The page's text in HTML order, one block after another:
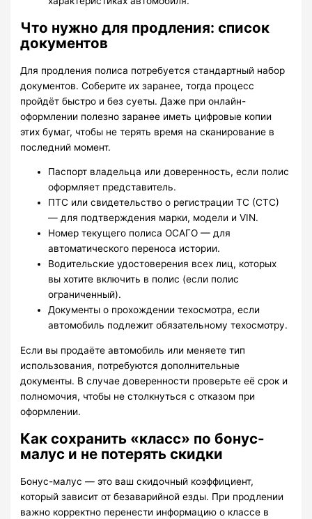
Что нужно для продления: список
документов
Для продления полиса потребуется стандартный набор
документов. Соберите их заранее, тогда процесс
пройдёт быстро и без суеты. Даже при онлайн-
оформлении полезно заранее иметь цифровые копии
этих бумаг, чтобы не терять время на сканирование в
последний момент.
Паспорт владельца или доверенность, если полис
оформляет представитель.
ПТС или свидетельство о регистрации ТС (СТС)
— для подтверждения марки, модели и VIN.
Номер текущего полиса ОСАГО — для
автоматического переноса истории.
Водительские удостоверения всех лиц, которых
вы хотите включить в полис (если полис
ограниченный).
Документы о прохождении техосмотра, если
автомобиль подлежит обязательному техосмотру.
Если вы продаёте автомобиль или меняете тип
использования, потребуются дополнительные
документы. В случае доверенности проверьте её срок и
полномочия, чтобы не столкнуться с отказом при
оформлении.
Как сохранить «класс» по бонус-
малус и не потерять скидки
Бонус-малус — это ваш скидочный коэффициент,
который зависит от безаварийной езды. При продлении
важно корректно перенести информацию о классе в